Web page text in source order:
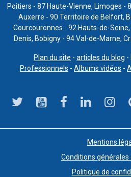
Poitiers - 87 Haute-Vienne, Limoges -
Auxerre - 90 Territoire de Belfort,
Courcouronnes - 92 Hauts-de-
Denis, Bobigny - 94 Val-de-Marne,
Plan du site - articles du blog -
Professionnels - Albums vidéos -
Mentions
Conditions
Politique de